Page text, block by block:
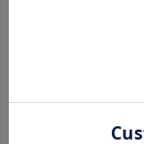
おたま・レー